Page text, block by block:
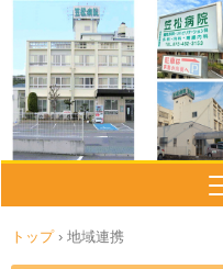
トップ › 地域連携